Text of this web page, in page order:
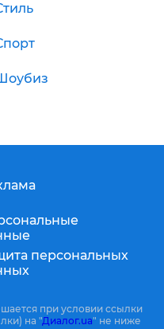
персональных
при условии ссылки
на "Диалог.ua" не ниже